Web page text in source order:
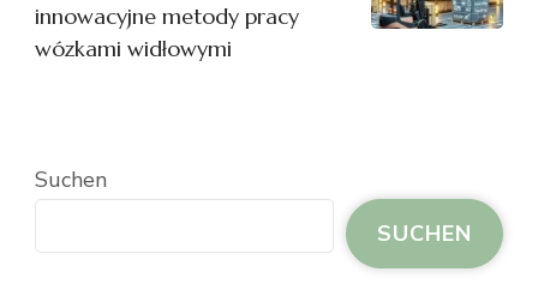
innowacyjne metody pracy
wózkami widłowymi
Suchen
SUCHEN